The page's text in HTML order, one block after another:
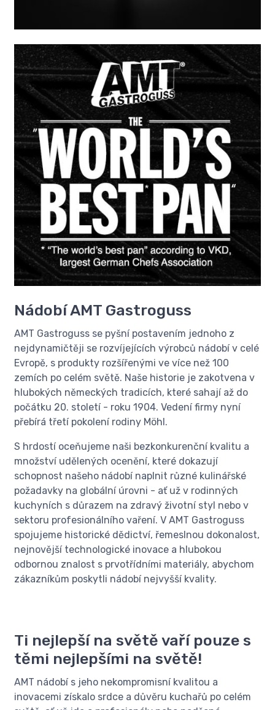
Nádobí AMT Gastroguss
AMT Gastroguss se pyšní postavením jednoho z
nejdynamičtěji se rozvíjejících výrobců nádobí v celé
Evropě, s produkty rozšířenými ve více než 100
zemích po celém světě. Naše historie je zakotvena v
hlubokých německých tradicích, které sahají až do
počátku 20. století - roku 1904. Vedení firmy nyní
přebírá třetí pokolení rodiny Möhl.
S hrdostí oceňujeme naši bezkonkurenční kvalitu a
množství udělených ocenění, které dokazují
schopnost našeho nádobí naplnit různé kulinářské
požadavky na globální úrovni - ať už v rodinných
kuchyních s důrazem na zdravý životní styl nebo v
sektoru profesionálního vaření. V AMT Gastroguss
spojujeme historické dědictví, řemeslnou dokonalost,
nejnovější technologické inovace a hlubokou
odbornou znalost s prvotřídními materiály, abychom
zákazníkům poskytli nádobí nejvyšší kvality.
Ti nejlepší na světě vaří pouze s
těmi nejlepšími na světě!
AMT nádobí s jeho nekompromisní kvalitou a
inovacemi získalo srdce a důvěru kuchařů po celém